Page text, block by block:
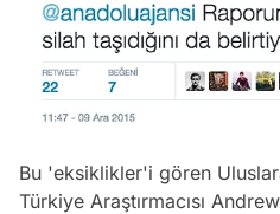
Bu 'eksiklikler'i gören
Türkiye Araştırmacısı